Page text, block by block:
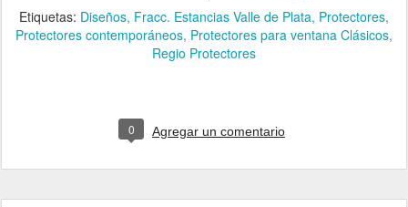
Etiquetas: Diseños Fracc. Estancias Valle de Plata Protectores
Protectores contemporáneos Protectores para ventana Clásicos
Regio Protectores
0 Agregar un comentario